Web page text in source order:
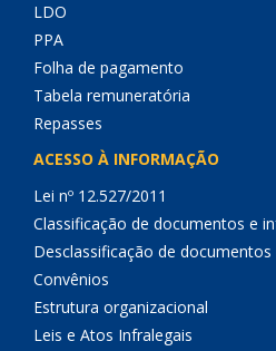
LDO
PPA
Folha de pagamento
Tabela remuneratória
Repasses
ACESSO À INFORMAÇÃO
Lei nº 12.527/2011
Classificação de documentos e
Desclassificação de
Convênios
Estrutura organizacional
Leis e Atos Infralegais